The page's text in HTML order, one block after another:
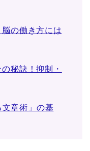
の働き方には
秘訣！抑制・
章術」の基